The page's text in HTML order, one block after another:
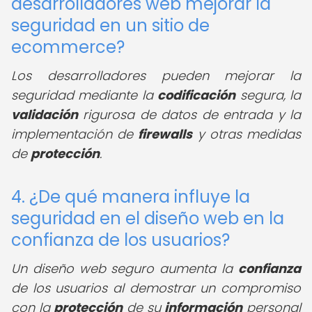
seguridad en un sitio de
ecommerce?
Los desarrolladores pueden mejorar la
seguridad mediante la codificaciónsegura, la
validaciónrigurosa de datos de entrada y la
implementación de firewallsy otras medidas
de protección.
4. ¿De qué manera influye la
seguridad en el diseño web en la
confianza de los usuarios?
Un diseño web seguro aumenta la confianza
de los usuarios al demostrar un compromiso
con la protecciónde suinformaciónpersonal